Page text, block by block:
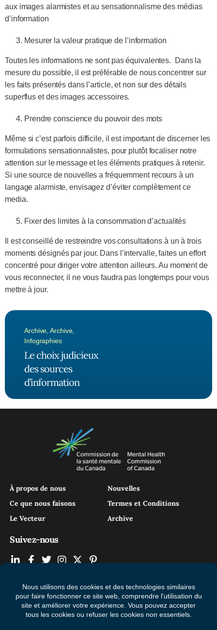
aux images alarmistes et au sensationnalisme des médias
d’information
Mesurer la valeur pratique de l’information
Toutes les informations ne sont pas équivalentes. Dans la
mesure du possible, il est préférable de nous concentrer sur
les faits présentés dans l’article, et non sur des détails
superflus et des images accessoires.
Prendre conscience du pouvoir des mots
Même si c’est parfois difficile, il est important de discerner les
formulations sensationnalistes, pour plutôt focaliser notre
attention sur le message et les éléments pratiques à retenir.
Si une source de nouvelles a fréquemment recours à un
langage alarmiste, envisagez d’éviter complètement ce
media.
Fixer des limites à la consommation d’actualités
Il est conseillé de restreindre vos consultations à un à trois
moments désignés par jour. Dans l’intervalle, faites un effort
concentré pour diriger votre attention ailleurs. Au moment de
vous reconnecter, il ne vous faudra pas longtemps pour vous
mettre à jour.
Archive ,Archive,
Infographies
Le choix judicieux
des sources
d’information
À propos de nous
Ce que nous faisons
Le Vecteur
Nouvelles
Termes et Conditions
Archive
Suivez-nous